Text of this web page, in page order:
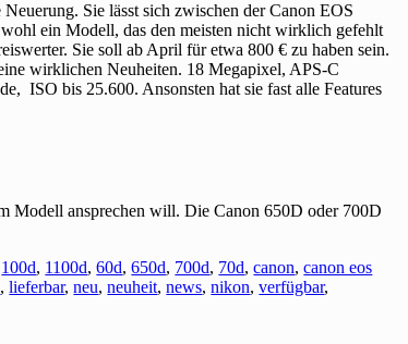
Sie lässt sich zwischen der Canon EOS
ein Modell, das den meisten nicht wirklich gefehlt
Sie soll ab April für etwa 800 € zu haben sein.
wirklichen Neuheiten. 18 Megapixel, APS-C
ISO bis 25.600. Ansonsten hat sie fast alle Features
Modell ansprechen will. Die Canon 650D oder 700D
100d, 1100d,60d,650d, 700d, 70d,canon,canon eos
,lieferbar,neu,neuheit,news,nikon,verfügbar,